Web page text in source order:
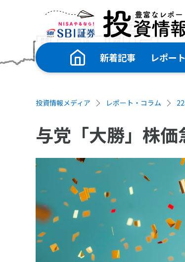
新着記事 レポー
投資情報メディア レポート・コラム
与党「大勝」株価